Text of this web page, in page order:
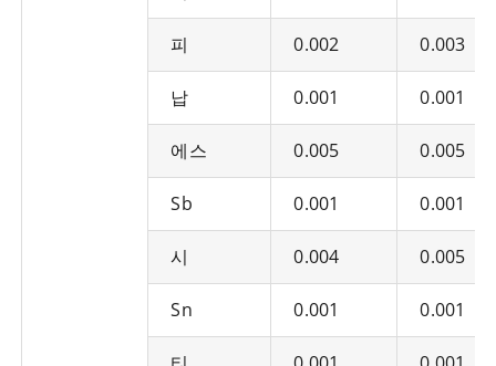
피 0.002 0.003
납 0.001 0.001
에스 0.005 0.005
Sb 0.001 0.001
시 0.004 0.005
Sn 0.001 0.001